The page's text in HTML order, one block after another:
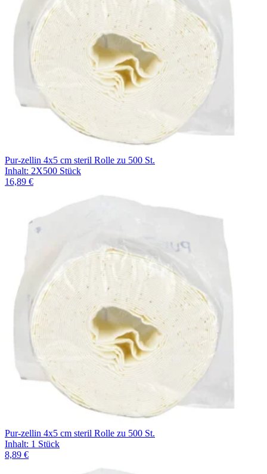
Pur-zellin 4x5 cm steril Rolle zu 500 St.
Inhalt: 2X500 Stück
16,89 €
Pur-zellin 4x5 cm steril Rolle zu 500 St.
Inhalt: 1 Stück
8,89 €